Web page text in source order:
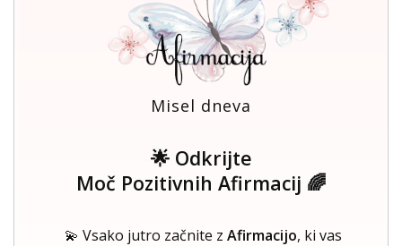
Misel dneva
🌟 Odkrijte
Moč Pozitivnih Afirmacij 🌈
💫 Vsako jutro začnite z Afirmacijo, ki vas